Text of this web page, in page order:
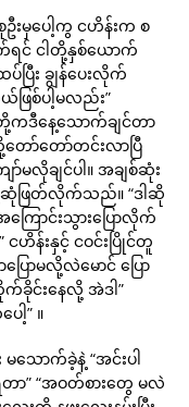
ဦးမှပေါ့ကွ ငဟိန်းက စ
ရင် ငါတို့နှစ်ယောက်
ပြီး ချွန်ပေးလိုက်
စ်ပါ့မလည်း”
ကဒီနေ့သောက်ချင်တာ
ော်တော်တင်းလာပြီ
ာ်မလိုချင်ပါ။ အချစ်ဆုံး
ြတ်လိုက်သည်။ “ဒါဆို
ြောင်းသွားပြောလိုက်
ငဟိန်းနှင့် ငဝင်းပြိုင်တူ
ောမလို့လဲမောင် ပြော
င်းနေလို့ အဲဒါ”
” ။
သောက်ခဲ့နဲ့ “အင်းပါ
ရတာ” “အဝတ်စားတွေ မလဲ